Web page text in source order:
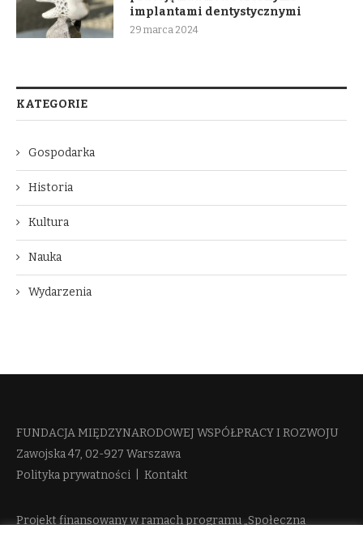
implantami dentystycznymi
29 marca 2024
KATEGORIE
Gospodarka
Historia
Kultura
Nauka
Wydarzenia
FUNDACJA MIĘDZYNARODOWEJ WSPÓŁPRACY I ROZWOJU​
Zawojska 47, 02-927 Warszawa
Polityka prywatności
Kontakt
Projekt finansowany w ramach programu „Społeczna